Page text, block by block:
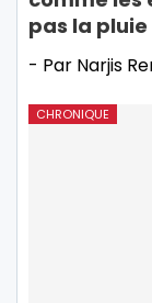
pas la pluie
- Par Narjis
CHRONIQUE